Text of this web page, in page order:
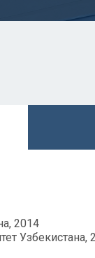
2014
Узбекистана,